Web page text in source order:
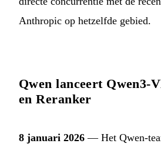
Anthropic op hetzelfde gebied.
Qwen lanceert Qwen3-
en Reranker
8 januari 2026 — Het Qwen-